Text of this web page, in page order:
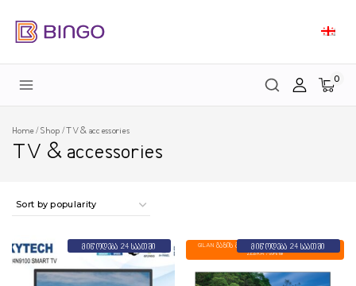
0
Home / Shop /TV & accessories
TV & accessories
მიწოდება 24 საათში
GILAN გაზის გამათბობელი GDS-703-C BEYAZ
ZEBRA /white
მიწოდება 24 საათში